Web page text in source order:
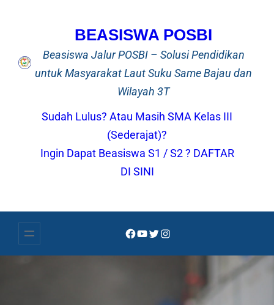
BEASISWA POSBI
Beasiswa Jalur POSBI – Solusi Pendidikan
untuk Masyarakat Laut Suku Same Bajau dan
Wilayah 3T
Sudah Lulus? Atau Masih SMA Kelas III
(Sederajat)?
Ingin Dapat Beasiswa S1 / S2 ? DAFTAR
DI SINI
Facebook
YouTube
TwitterInstagram